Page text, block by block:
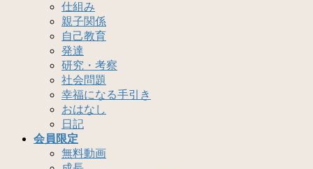
仕組み
親子関係
自己教育
発達
研究・考察
社会問題
幸福になる手引き
おはなし
日記
会員限定
無料動画